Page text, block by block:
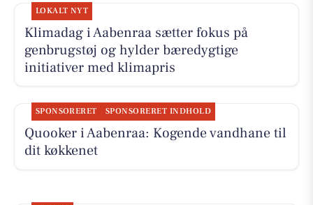
LOKALT NYT
Klimadag i Aabenraa sætter fokus på
genbrugstøj og hylder bæredygtige
initiativer med klimapris
SPONSORERET SPONSORERET INDHOLD
Quooker i Aabenraa: Kogende vandhane til
dit køkkenet